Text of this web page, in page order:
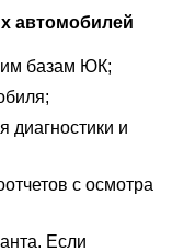
автомобилей
базам ЮК;
диагностики и
с осмотра
Если